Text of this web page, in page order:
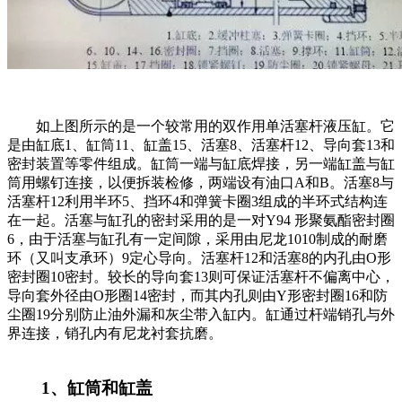
如上图所示的是一个较常用的双作用单活塞杆液压缸。它
是由缸底1、缸筒11、缸盖15、活塞8、活塞杆12、导向套13和
密封装置等零件组成。缸筒一端与缸底焊接，另一端缸盖与缸
筒用螺钉连接，以便拆装检修，两端设有油口A和B。活塞8与
活塞杆12利用半环5、挡环4和弹簧卡圈3组成的半环式结构连
在一起。活塞与缸孔的密封采用的是一对Y94 形聚氨酯密封圈
6，由于活塞与缸孔有一定间隙，采用由尼龙1010制成的耐磨
环（又叫支承环）9定心导向。活塞杆12和活塞8的内孔由O形
密封圈10密封。较长的导向套13则可保证活塞杆不偏离中心，
导向套外径由O形圈14密封，而其内孔则由Y形密封圈16和防
尘圈19分别防止油外漏和灰尘带入缸内。缸通过杆端销孔与外
界连接，销孔内有尼龙衬套抗磨。
1、缸筒和缸盖